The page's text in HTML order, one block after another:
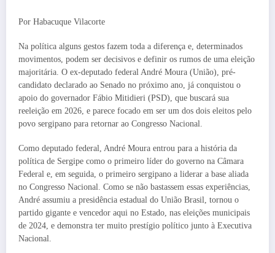
Por Habacuque Vilacorte
Na política alguns gestos fazem toda a diferença e, determinados
movimentos, podem ser decisivos e definir os rumos de uma eleição
majoritária. O ex-deputado federal André Moura (União), pré-
candidato declarado ao Senado no próximo ano, já conquistou o
apoio do governador Fábio Mitidieri (PSD), que buscará sua
reeleição em 2026, e parece focado em ser um dos dois eleitos pelo
povo sergipano para retornar ao Congresso Nacional.
Como deputado federal, André Moura entrou para a história da
política de Sergipe como o primeiro líder do governo na Câmara
Federal e, em seguida, o primeiro sergipano a liderar a base aliada
no Congresso Nacional. Como se não bastassem essas experiências,
André assumiu a presidência estadual do União Brasil, tornou o
partido gigante e vencedor aqui no Estado, nas eleições municipais
de 2024, e demonstra ter muito prestígio político junto à Executiva
Nacional.